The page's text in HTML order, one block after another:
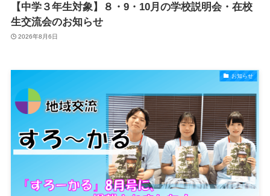
【中学３年生対象】８・9・10月の学校説明会・在校
生交流会のお知らせ
2026年8月6日
お知らせ